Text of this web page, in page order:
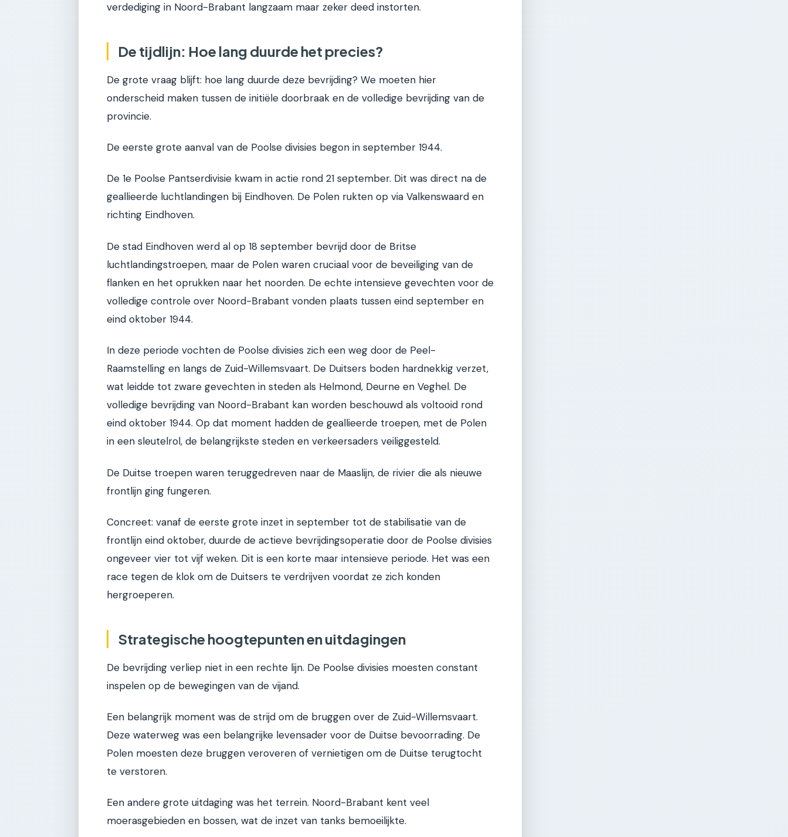
verdediging in Noord-Brabant langzaam maar zeker deed instorten.
De tijdlijn: Hoe lang duurde het precies?
De grote vraag blijft: hoe lang duurde deze bevrijding? We moeten hier
onderscheid maken tussen de initiële doorbraak en de volledige bevrijding van de
provincie.
De eerste grote aanval van de Poolse divisies begon in september 1944.
De 1e Poolse Pantserdivisie kwam in actie rond 21 september. Dit was direct na de
geallieerde luchtlandingen bij Eindhoven. De Polen rukten op via Valkenswaard en
richting Eindhoven.
De stad Eindhoven werd al op 18 september bevrijd door de Britse
luchtlandingstroepen, maar de Polen waren cruciaal voor de beveiliging van de
flanken en het oprukken naar het noorden. De echte intensieve gevechten voor de
volledige controle over Noord-Brabant vonden plaats tussen eind september en
eind oktober 1944.
In deze periode vochten de Poolse divisies zich een weg door de Peel-
Raamstelling en langs de Zuid-Willemsvaart. De Duitsers boden hardnekkig verzet,
wat leidde tot zware gevechten in steden als Helmond, Deurne en Veghel. De
volledige bevrijding van Noord-Brabant kan worden beschouwd als voltooid rond
eind oktober 1944. Op dat moment hadden de geallieerde troepen, met de Polen
in een sleutelrol, de belangrijkste steden en verkeersaders veiliggesteld.
De Duitse troepen waren teruggedreven naar de Maaslijn, de rivier die als nieuwe
frontlijn ging fungeren.
Concreet: vanaf de eerste grote inzet in september tot de stabilisatie van de
frontlijn eind oktober, duurde de actieve bevrijdingsoperatie door de Poolse divisies
ongeveer vier tot vijf weken. Dit is een korte maar intensieve periode. Het was een
race tegen de klok om de Duitsers te verdrijven voordat ze zich konden
hergroeperen.
Strategische hoogtepunten en uitdagingen
De bevrijding verliep niet in een rechte lijn. De Poolse divisies moesten constant
inspelen op de bewegingen van de vijand.
Een belangrijk moment was de strijd om de bruggen over de Zuid-Willemsvaart.
Deze waterweg was een belangrijke levensader voor de Duitse bevoorrading. De
Polen moesten deze bruggen veroveren of vernietigen om de Duitse terugtocht
te verstoren.
Een andere grote uitdaging was het terrein. Noord-Brabant kent veel
moerasgebieden en bossen, wat de inzet van tanks bemoeilijkte.